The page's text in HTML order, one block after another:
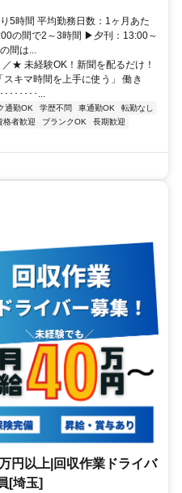
5時間 平均勤務日数：1ヶ月あた
の間で2～3時間 ▶夕刊：13:00～
間は...
★ 未経験OK！新聞を配るだけ！
キマ時間を上手に使う」 働き
･･････...
通勤OK 学歴不問 車通勤OK
転勤なし
格者歓迎 ブランクOK
長期歓迎
円以上|回収作業ドライバ
[埼玉]